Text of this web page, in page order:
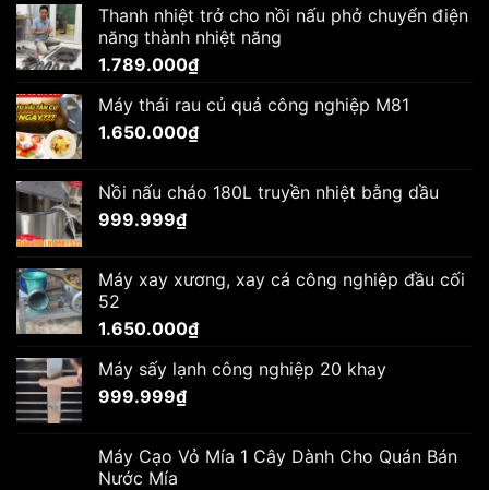
Thanh nhiệt trở cho nồi nấu phở chuyển điện
năng thành nhiệt năng
1.789.000₫
Máy thái rau củ quả công nghiệp M81
1.650.000₫
Nồi nấu cháo 180L truyền nhiệt bằng dầu
999.999₫
Máy xay xương, xay cá công nghiệp đầu cối
52
1.650.000₫
Máy sấy lạnh công nghiệp 20 khay
999.999₫
Máy Cạo Vỏ Mía 1 Cây Dành Cho Quán Bán
Nước Mía